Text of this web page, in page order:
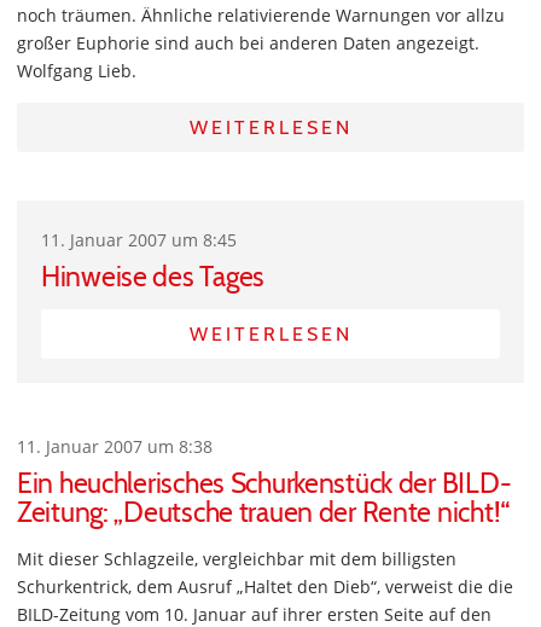
noch träumen. Ähnliche relativierende Warnungen vor allzu
großer Euphorie sind auch bei anderen Daten angezeigt.
Wolfgang Lieb.
WEITERLESEN
11. Januar 2007 um 8:45
Hinweise des Tages
WEITERLESEN
11. Januar 2007 um 8:38
Ein heuchlerisches Schurkenstück der BILD-
Zeitung: „Deutsche trauen der Rente nicht!“
Mit dieser Schlagzeile, vergleichbar mit dem billigsten
Schurkentrick, dem Ausruf „Haltet den Dieb“, verweist die die
BILD-Zeitung vom 10. Januar auf ihrer ersten Seite auf den